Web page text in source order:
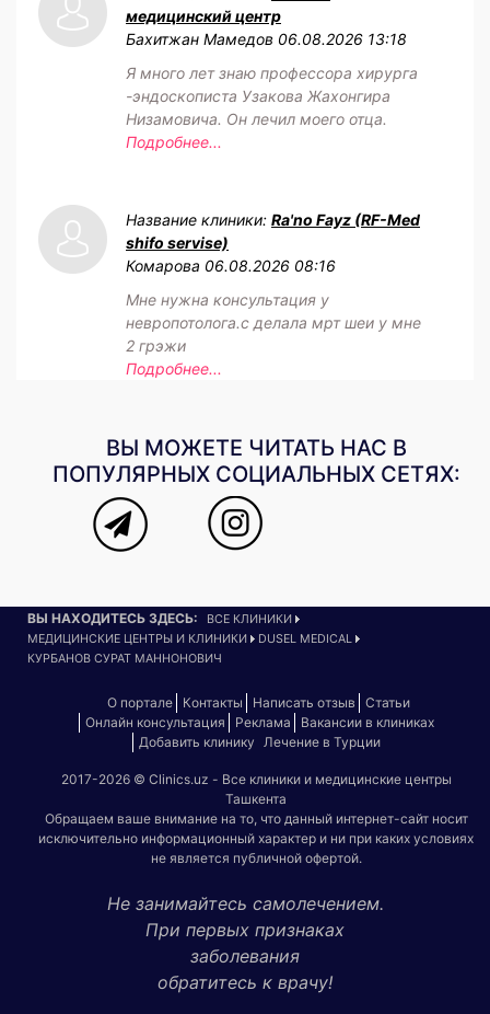
медицинский центр
Бахитжан Мамедов 06.08.2026 13:18
Я много лет знаю профессора хирурга
-эндоскописта Узакова Жахонгира
Низамовича. Он лечил моего отца.
Подробнее...
Название клиники: Ra'no Fayz (RF-Med
shifo servise)
Комарова 06.08.2026 08:16
Мне нужна консультация у
невропотолога.с делала мрт шеи у мне
2 грэжи
Подробнее...
ВЫ МОЖЕТЕ ЧИТАТЬ НАС В
ПОПУЛЯРНЫХ СОЦИАЛЬНЫХ СЕТЯХ:
ВЫ НАХОДИТЕСЬ ЗДЕСЬ:
ВСЕ КЛИНИКИ
МЕДИЦИНСКИЕ ЦЕНТРЫ И КЛИНИКИ
DUSEL MEDICAL
КУРБАНОВ СУРАТ МАННОНОВИЧ
О портале Контакты Написать отзыв
Статьи
Онлайн консультация
Реклама
Вакансии в клиниках
Добавить клинику
Лечение в Турции
2017-2026 © Clinics.uz - Все клиники и медицинские центры
Ташкента
Обращаем ваше внимание на то, что данный интернет-сайт носит
исключительно информационный характер и ни при каких условиях
не является публичной офертой.
Не занимайтесь самолечением.
При первых признаках
заболевания
обратитесь к врачу!